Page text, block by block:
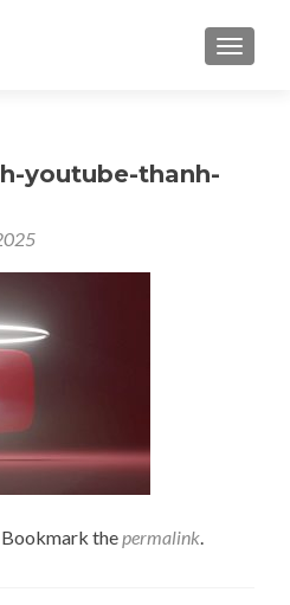
youtube-thanh-
Bookmark thepermalink.